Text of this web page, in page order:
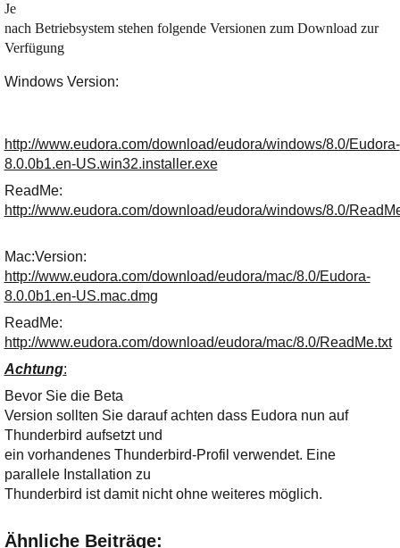
Je
nach Betriebsystem stehen folgende Versionen zum Download zur
Verfügung
Windows Version:
http://www.eudora.com/download/eudora/windows/8.0/Eudora-
8.0.0b1.en-US.win32.installer.exe
ReadMe:
http://www.eudora.com/download/eudora/windows/8.0/
Mac:Version:
http://www.eudora.com/download/eudora/mac/8.0/Eudora-
8.0.0b1.en-US.mac.dmg
ReadMe:
http://www.eudora.com/download/eudora/mac/8.0/ReadMe.txt
Achtung:
Bevor Sie die Beta
Version sollten Sie darauf achten dass Eudora nun auf
Thunderbird aufsetzt und
ein vorhandenes Thunderbird-Profil verwendet. Eine
parallele Installation zu
Thunderbird ist damit nicht ohne weiteres möglich.
Ähnliche Beiträge: